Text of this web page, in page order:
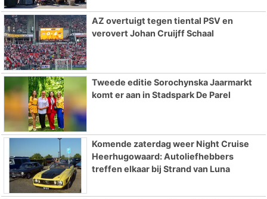
AZ overtuigt tegen tiental PSV en
verovert Johan Cruijff Schaal
Tweede editie Sorochynska Jaarmarkt
komt er aan in Stadspark De Parel
Komende zaterdag weer Night Cruise
Heerhugowaard: Autoliefhebbers
treffen elkaar bij Strand van Luna